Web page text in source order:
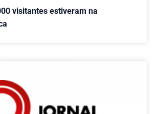
visitantes estiveram na